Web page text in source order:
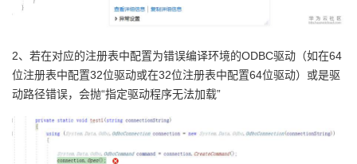
2、若在对应的注册表中配置为错误编译环境的ODBC驱动（如在64
位注册表中配置32位驱动或在32位注册表中配置64位驱动）或是驱
动路径错误，会抛“指定驱动程序无法加载”